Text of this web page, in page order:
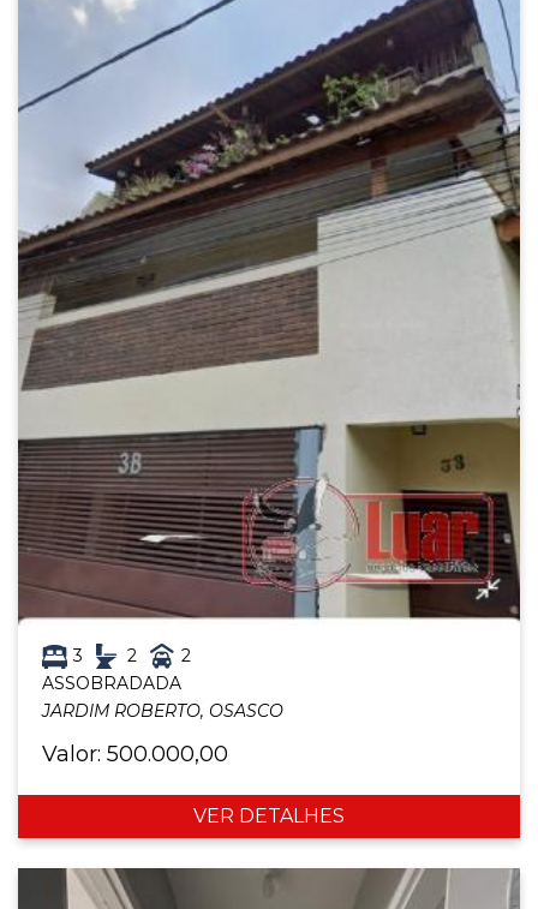
3 2
2
ASSOBRADADA
JARDIM ROBERTO, OSASCO
Valor: 500.000,00
VER DETALHES